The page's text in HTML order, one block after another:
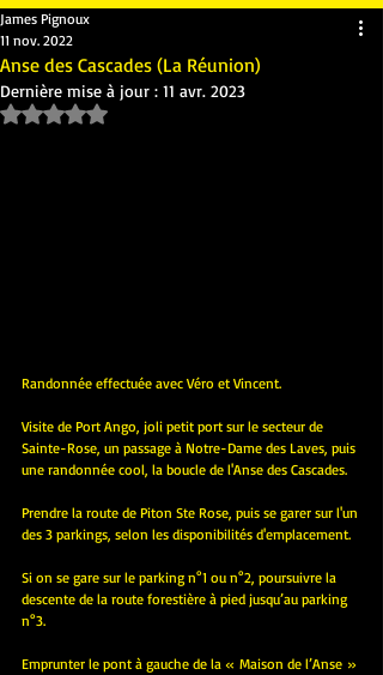
Anse des Cascades (La Réunion)
James Pignoux
11 nov. 2022
Dernière mise à jour : 11 avr. 2023
Noté NaN étoiles sur 5.
Randonnée effectuée avec Véro et Vincent.
Visite de Port Ango, joli petit port sur le secteur de
Sainte-Rose, un passage à Notre-Dame des Laves, puis
une randonnée cool, la boucle de l'Anse des Cascades.
Prendre la route de Piton Ste Rose, puis se garer sur l'un
des 3 parkings, selon les disponibilités d'emplacement.
Si on se gare sur le parking n°1 ou n°2, poursuivre la
descente de la route forestière à pied jusqu’au parking
n°3.
Emprunter le pont à gauche de la « Maison de l’Anse »